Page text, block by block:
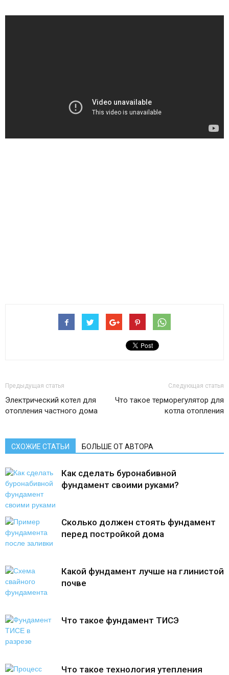
Предыдущая статья
Электрический котел для
отопления частного дома
Следующая статья
Что такое терморегулятор для
котла отопления
СХОЖИЕ СТАТЬИ БОЛЬШЕ ОТ АВТОРА
Как сделать буронабивной
фундамент своими руками?
Сколько должен стоять фундамент
перед постройкой дома
Какой фундамент лучше на глинистой
почве
Что такое фундамент ТИСЭ
Что такое технология утепления